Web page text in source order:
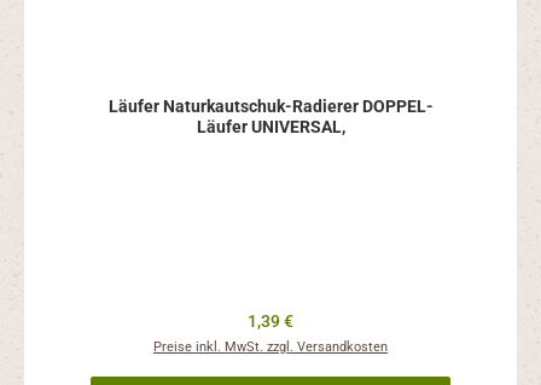
Läufer Naturkautschuk-Radierer DOPPEL-
Läufer UNIVERSAL,
Regulärer Preis:
1,39 €
Preise inkl. MwSt. zzgl. Versandkosten